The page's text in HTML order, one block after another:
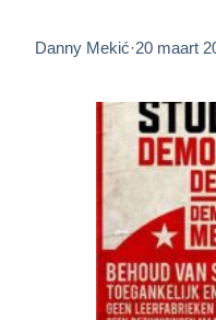
Danny Mekić·20 maart